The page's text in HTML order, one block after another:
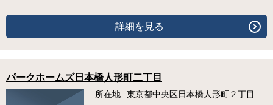
詳細を見る
パークホームズ日本橋人形町二丁目
所在地
東京都中央区日本橋人形町２丁目